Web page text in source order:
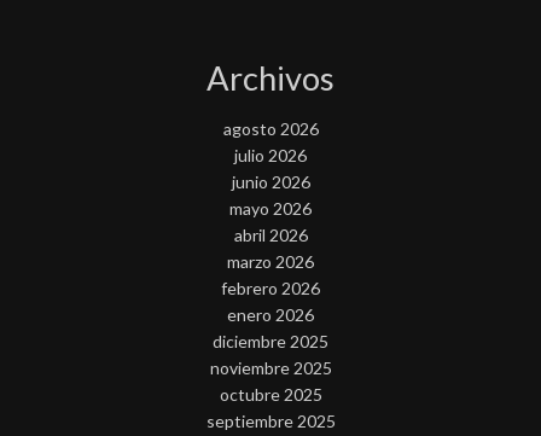
Archivos
agosto 2026
julio 2026
junio 2026
mayo 2026
abril 2026
marzo 2026
febrero 2026
enero 2026
diciembre 2025
noviembre 2025
octubre 2025
septiembre 2025